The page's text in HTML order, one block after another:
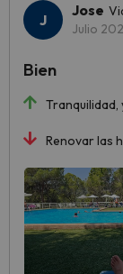
Jose
Julio
Tranquilidad,
Renovar las
Bien